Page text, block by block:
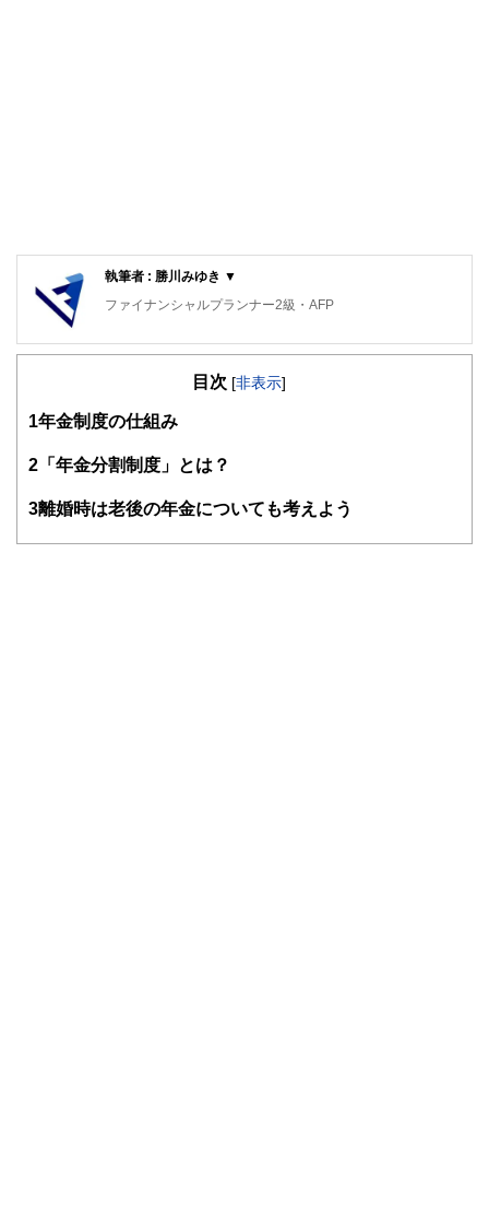
執筆者 : 勝川みゆき ▼
ファイナンシャルプランナー2級・AFP
目次 [非表示]
1年金制度の仕組み
2 「年金分割制度」とは？
3離婚時は老後の年金についても考えよう